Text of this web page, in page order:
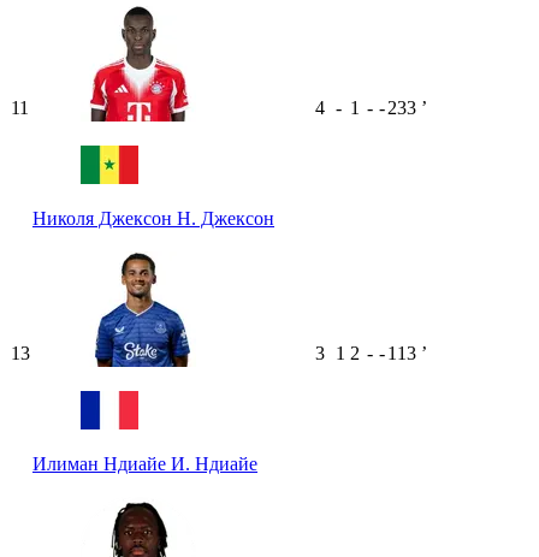
11
Николя Джексон Н. Джексон
4 - 1 - -233 ʼ
13
Илиман Ндиайе И. Ндиайе
3 1 2 - -113 ʼ